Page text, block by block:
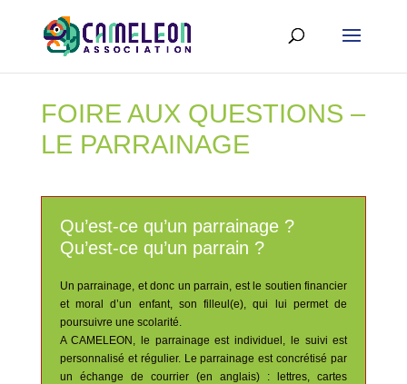
FOIRE AUX QUESTIONS –
LE PARRAINAGE
Qu’est-ce qu’un parrainage ?
Qu’est-ce qu’un parrain ?
Un parrainage, et donc un parrain, est le soutien financier
et moral d’un enfant, son filleul(e), qui lui permet de
poursuivre une scolarité.
A CAMELEON, le parrainage est individuel, le suivi est
personnalisé et régulier. Le parrainage est concrétisé par
un échange de courrier (en anglais) : lettres, cartes